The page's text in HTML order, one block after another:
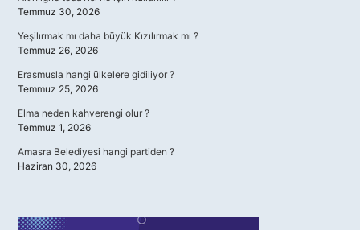
Temmuz 30, 2026
Yeşilırmak mı daha büyük Kızılırmak mı ?
Temmuz 26, 2026
Erasmusla hangi ülkelere gidiliyor ?
Temmuz 25, 2026
Elma neden kahverengi olur ?
Temmuz 1, 2026
Amasra Belediyesi hangi partiden ?
Haziran 30, 2026